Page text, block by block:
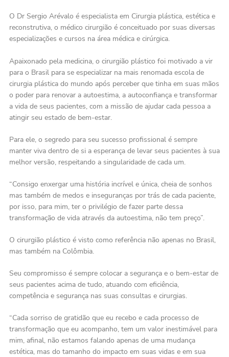
O Dr Sergio Arévalo é especialista em Cirurgia plástica, estética e
reconstrutiva, o médico cirurgião é conceituado por suas diversas
especializações e cursos na área médica e cirúrgica.
Apaixonado pela medicina, o cirurgião plástico foi motivado a vir
para o Brasil para se especializar na mais renomada escola de
cirurgia plástica do mundo após perceber que tinha em suas mãos
o poder para renovar a autoestima, a autoconfiança e transformar
a vida de seus pacientes, com a missão de ajudar cada pessoa a
atingir seu estado de bem-estar.
Para ele, o segredo para seu sucesso profissional é sempre
manter viva dentro de si a esperança de levar seus pacientes à sua
melhor versão, respeitando a singularidade de cada um.
“Consigo enxergar uma história incrível e única, cheia de sonhos
mas também de medos e inseguranças por trás de cada paciente,
por isso, para mim, ter o privilégio de fazer parte dessa
transformação de vida através da autoestima, não tem preço”.
O cirurgião plástico é visto como referência não apenas no Brasil,
mas também na Colômbia.
Seu compromisso é sempre colocar a segurança e o bem-estar de
seus pacientes acima de tudo, atuando com eficiência,
competência e segurança nas suas consultas e cirurgias.
“Cada sorriso de gratidão que eu recebo e cada processo de
transformação que eu acompanho, tem um valor inestimável para
mim, afinal, não estamos falando apenas de uma mudança
estética, mas do tamanho do impacto em suas vidas e em sua